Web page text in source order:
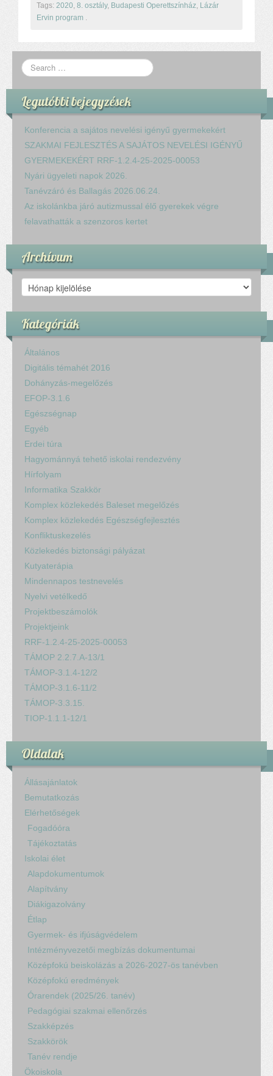
Tags: 2020 8. osztály, Budapesti Operettszínház Lázár
Ervin program
Legutóbbi bejegyzések
Konferencia a sajátos nevelési igényű gyermekekért
SZAKMAI FEJLESZTÉS A SAJÁTOS NEVELÉSI IGÉNYŰ
GYERMEKEKÉRT RRF-1.2.4-25-2025-00053
Nyári ügyeleti napok 2026.
Tanévzáró és Ballagás 2026.06.24.
Az iskolánkba járó autizmussal élő gyerekek végre
felavathatták a szenzoros kertet
Archívum
Archívum
Kategóriák
Általános
Digitális témahét 2016
Dohányzás-megelőzés
EFOP-3.1.6
Egészségnap
Egyéb
Erdei túra
Hagyománnyá tehető iskolai rendezvény
Hírfolyam
Informatika Szakkör
Komplex közlekedés Baleset megelőzés
Komplex közlekedés Egészségfejlesztés
Konfliktuskezelés
Közlekedés biztonsági pályázat
Kutyaterápia
Mindennapos testnevelés
Nyelvi vetélkedő
Projektbeszámolók
Projektjeink
RRF-1.2.4-25-2025-00053
TÁMOP 2.2.7.A-13/1
TÁMOP-3.1.4-12/2
TÁMOP-3.1.6-11/2
TÁMOP-3.3.15.
TIOP-1.1.1-12/1
Oldalak
Állásajánlatok
Bemutatkozás
Elérhetőségek
Fogadóóra
Tájékoztatás
Iskolai élet
Alapdokumentumok
Alapítvány
Diákigazolvány
Étlap
Gyermek- és ifjúságvédelem
Intézményvezetői megbízás dokumentumai
Középfokú beiskolázás a 2026-2027-ös tanévben
Középfokú eredmények
Órarendek (2025/26. tanév)
Pedagógiai szakmai ellenőrzés
Szakképzés
Szakkörök
Tanév rendje
Ökoiskola